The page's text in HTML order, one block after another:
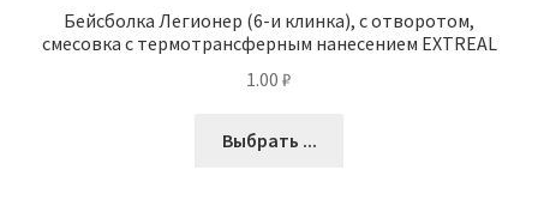
Бейсболка Легионер (6-и клинка), с отворотом,
смесовка с термотрансферным нанесением EXTREAL
1.00 ₽
Выбрать ...